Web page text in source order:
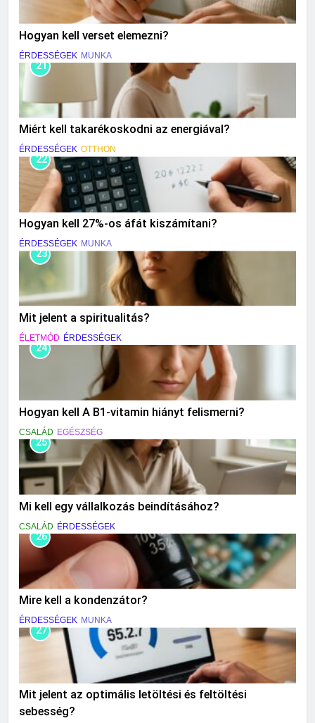
Hogyan kell verset elemezni?
ÉRDESSÉGEK MUNKA
21
Miért kell takarékoskodni az energiával?
ÉRDESSÉGEK OTTHON
22
Hogyan kell 27%-os áfát kiszámítani?
ÉRDESSÉGEK MUNKA
23
Mit jelent a spiritualitás?
ÉLETMÓD ÉRDESSÉGEK
24
Hogyan kell A B1-vitamin hiányt felismerni?
CSALÁD EGÉSZSÉG
25
Mi kell egy vállalkozás beindításához?
CSALÁD ÉRDESSÉGEK
26
Mire kell a kondenzátor?
ÉRDESSÉGEK MUNKA
27
Mit jelent az optimális letöltési és feltöltési
sebesség?